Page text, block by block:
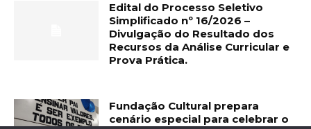
Edital do Processo Seletivo
Simplificado nº 16/2026 –
Divulgação do Resultado dos
Recursos da Análise Curricular e
Prova Prática.
Fundação Cultural prepara
cenário especial para celebrar o